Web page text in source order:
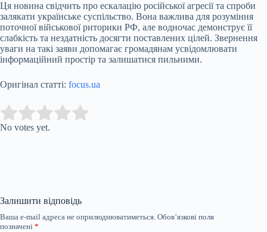
Ця новина свідчить про ескалацію російської агресії та спроби
залякати українське суспільство. Вона важлива для розуміння
поточної військової риторики РФ, але водночас демонструє її
слабкість та нездатність досягти поставлених цілей. Звернення
уваги на такі заяви допомагає громадянам усвідомлювати
інформаційний простір та залишатися пильними.
Оригінал статті: focus.ua
Rate this item:
No votes yet.
Залишити відповідь
Ваша e-mail адреса не оприлюднюватиметься. Обов’язкові поля
позначені *